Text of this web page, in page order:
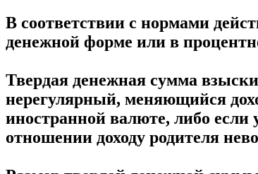
В соответствии с нормами
денежной форме или в
Твердая денежная сумма
нерегулярный, меняющийся
иностранной валюте, либо если
отношении доходу родителя